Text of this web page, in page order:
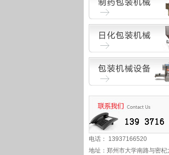
电话： 13937166520
地址：郑州市大学南路与密杞